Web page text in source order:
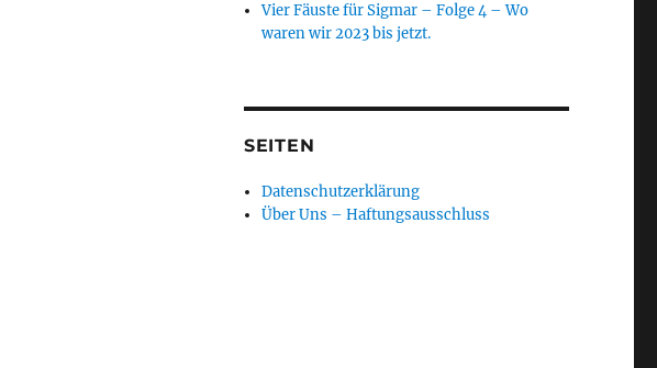
Vier Fäuste für Sigmar – Folge 4 – Wo
waren wir 2023 bis jetzt.
SEITEN
Datenschutzerklärung
Über Uns – Haftungsausschluss